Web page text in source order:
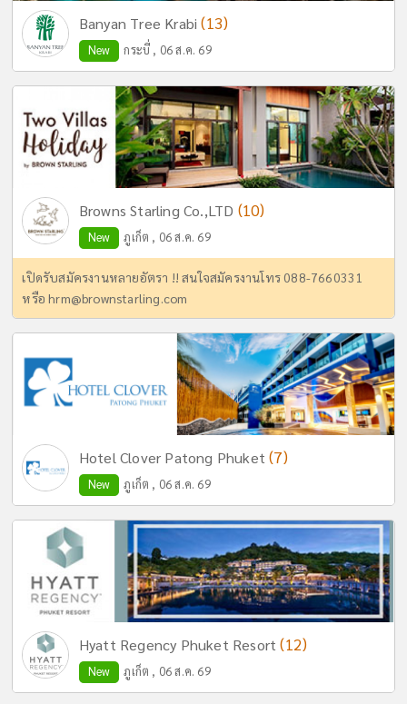
Banyan Tree Krabi(13)
New กระบี่ , 06 ส.ค. 69
Browns Starling Co.,LTD (10)
New ภูเก็ต , 06 ส.ค. 69
เปิดรับสมัครงานหลายอัตรา !! สนใจสมัครงานโทร 088-7660331
หรือhrm@brownstarling.com
Hotel Clover Patong Phuket(7)
New ภูเก็ต , 06 ส.ค. 69
Hyatt Regency Phuket Resort(12)
New ภูเก็ต , 06 ส.ค. 69